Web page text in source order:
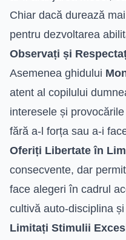
Chiar dacă durează
pentru dezvoltarea
Observați și
Asemenea ghidului
atent al copilului
interesele și
fără a-l forța sau a-i
Oferiți Libertate în
consecvente, dar
face alegeri în cadrul
cultivă auto-disciplina
Limitați Stimulii